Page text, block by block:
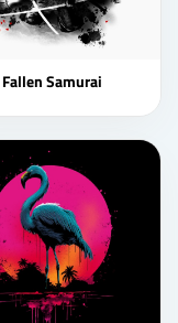
Fallen Samurai